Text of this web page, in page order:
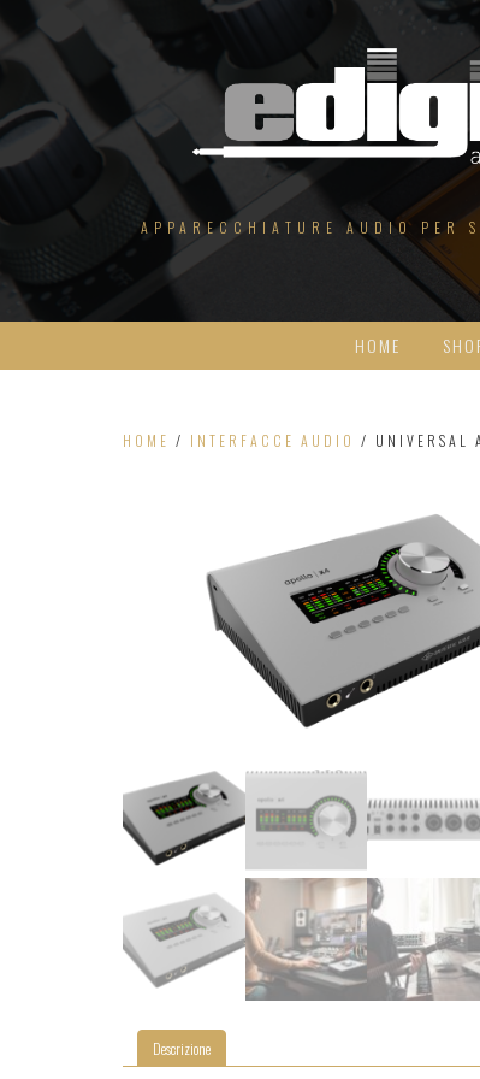
Salta
al
contenuto
APPARECCHIATURE AUDIO PER
HOME
HOME / INTERFACCE AUDIO / UNIVERSAL
Descrizione